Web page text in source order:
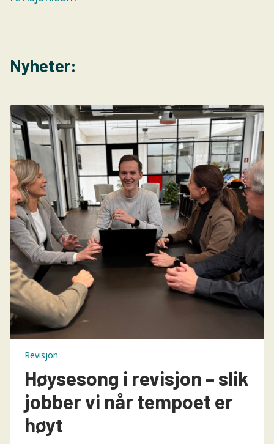
Nyheter:
Revisjon
Høysesong i revisjon – slik
jobber vi når tempoet er
høyt